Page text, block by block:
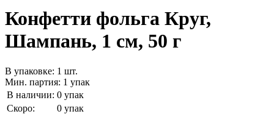
Конфетти фольга Круг,
Шампань, 1 см, 50 г
В упаковке: 1 шт.
Мин. партия: 1 упак
В наличии: 0 упак
Скоро:
0 упак